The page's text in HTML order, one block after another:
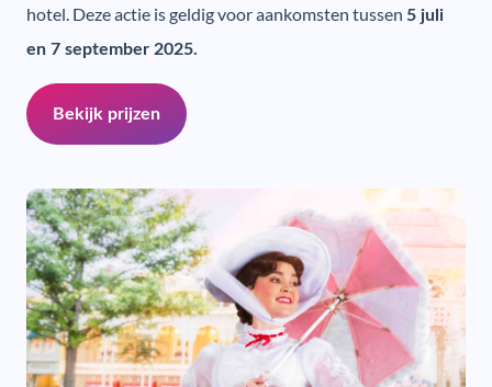
hotel. Deze actie is geldig voor aankomsten tussen 5 juli
en 7 september 2025.
Bekijk prijzen